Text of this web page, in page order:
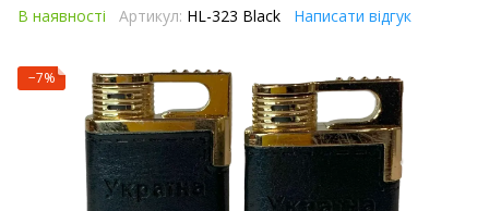
В наявності Артикул: HL-323 Black Написати відгук
−7%